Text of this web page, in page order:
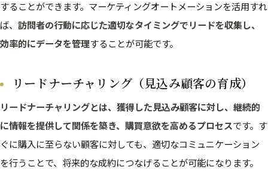
することができます。マーケティングオートメーションを活用すれ
ば、 訪問者の行動に応じた適切なタイミングでリードを収集し、
効率的にデータを管理することが可能です。
リードナーチャリング（見込み顧客の育成）
リードナーチャリングとは、獲得した見込み顧客に対し、継続的
に情報を提供して関係を築き、購買意欲を高めるプロセスです。す
ぐに購入に至らない顧客に対しても、適切なコミュニケーション
を行うことで、将来的な成約につなげることが可能になります。